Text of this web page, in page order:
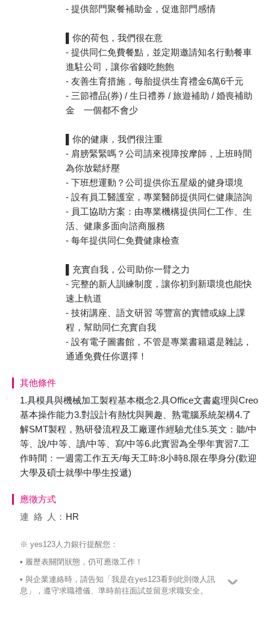
- 提供部門聚餐補助金，促進部門感情
▌你的荷包，我們很在意
- 提供同仁免費餐點，並定期邀請知名行動餐車
進駐公司，讓你省錢吃飽飽
- 友善生育措施，每胎提供生育禮金6萬6千元
- 三節禮品(券) / 生日禮券 / 旅遊補助 / 婚喪補助
金 一個都不會少
▌你的健康，我們很注重
- 肩膀緊緊嗎？公司請來視障按摩師，上班時間
為你放鬆紓壓
- 下班想運動？公司提供你五星級的健身環境
- 設有員工醫護室，專業醫師提供同仁健康諮詢
- 員工協助方案：由專業機構提供同仁工作、生
活、健康多面向諮商服務
- 每年提供同仁免費健康檢查
▌充實自我，公司助你一臂之力
- 完整的新人訓練制度，讓你初到新環境也能快
速上軌道
- 技術講座、語文研習 等豐富的實體或線上課
程，幫助同仁充實自我
- 設有電子圖書館，不管是專業書籍還是雜誌，
通通免費任你選擇！
其他條件
1.具模具與機械加工製程基本概念2.具Office文書處理與Creo
基本操作能力3.對設計有熱忱與興趣、熟電腦系統架構4.了
解SMT製程，熟研發流程及工廠運作經驗尤佳5.英文：聽/中
等、說/中等、讀/中等、寫/中等6.此實習為全學年實習7.工
作時間：一週需工作五天/每天工時:8小時8.限在學身分(歡迎
大學及碩士就學中學生投遞)
應徵方式
連絡
人： HR
※ yes123人力銀行提醒您：
• 履歷表關閉狀態，仍可應徵工作！
• 與企業連絡時，請告知「我是在yes123看到此則徵人訊
息」，遵守求職禮儀、準時前往面試並留意求職安全。